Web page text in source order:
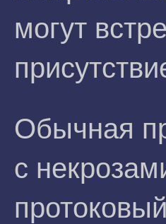
могут
Обычная
с